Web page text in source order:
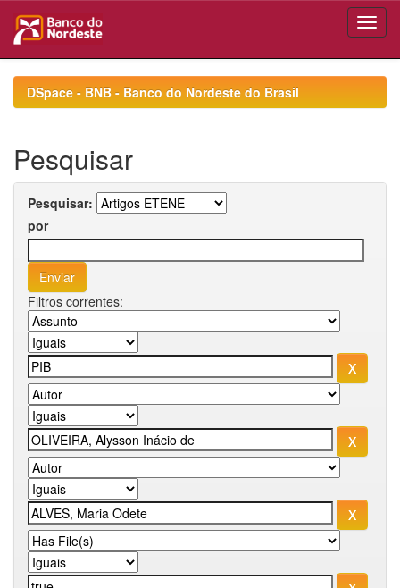
navigationDSpace - BNB - Banco do Nordeste do Brasil
Pesquisar
Pesquisar:
por
Filtros correntes: